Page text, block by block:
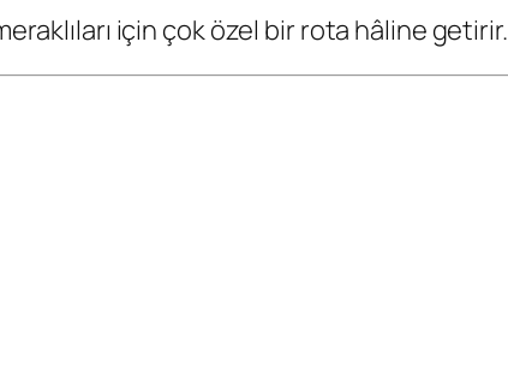
için çok özel bir rota hâline getirir.